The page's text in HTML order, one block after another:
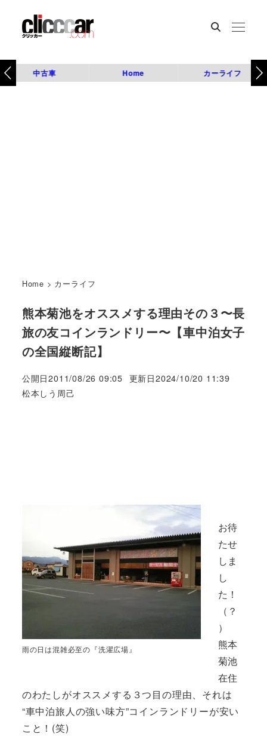
中古車 Home カーライフ
Home > カーライフ
熊本菊池をオススメする理由その３〜長
旅の友コインランドリー〜【車中泊女子
の全国縦断記】
公開日2011/08/26 09:05 更新日2024/10/20 11:39
著
松本しう周己
雨の日は混雑必至の『洗濯広場』
お待
たせ
しま
し
た！
（？
）
熊本
菊池
在住
のわたしがオススメする３つ目の理由、それは
“車中泊旅人の強い味方”コインランドリーが安い
こと！(笑)